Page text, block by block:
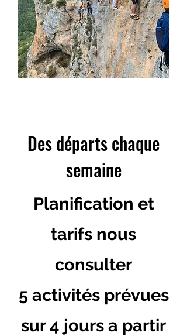
Des départs chaque
semaine
Planification et
tarifs nous
consulter
5 activités prévues
sur 4 jours a partir